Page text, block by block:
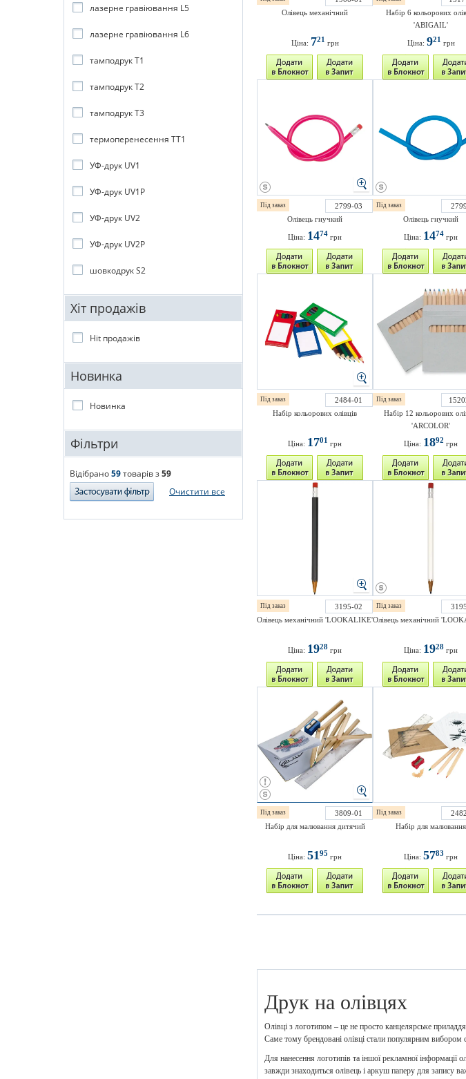
лазерне гравіювання L5
лазерне гравіювання L6
тамподрук T1
тамподрук T2
тамподрук T3
термоперенесення TT1
УФ-друк UV1
УФ-друк UV1P
УФ-друк UV2
УФ-друк UV2P
шовкодрук S2
Хіт продажів
Hit продажів
Новинка
Новинка
Фільтри
Відібрано59товарів з59
Очистити все
Олівець механічний
Ціна: 721 грн
Набір 6 кольорових
'ABIGAIL'
Ціна: 921 грн
Під заказ
2799-03
Олівець гнучкий
Ціна: 1474 грн
Під заказ
Олівець гнучкий
Ціна: 1474 грн
Під заказ
2484-01
Набір кольорових олівців
Ціна: 1701 грн
Під заказ
Набір 12 кольорових
'ARCOLOR'
Ціна: 1892 грн
Під заказ
3195-02
Олівець механічний 'LOOKALIKE'
Ціна: 1928 грн
Під заказ
Олівець механічний
Ціна: 1928 грн
Під заказ
3809-01
Набір для малювання дитячий
Ціна: 5195 грн
Під заказ
Набір для малювання
Ціна: 5783 грн
Друк на олівцях
Олівці з логотипом – це не просто канцелярське
Саме тому брендовані олівці стали популярним вибором
Для нанесення логотипів та іншої рекламної інформації
завжди знаходиться олівець і аркуш паперу для запису